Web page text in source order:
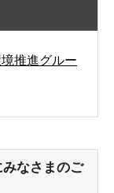
推進グルー
なさまのご